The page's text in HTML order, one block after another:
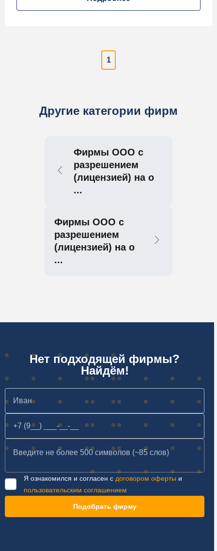
1
Другие категории фирм
Фирмы ООО с
разрешением
(лицензией) на о
...
Фирмы ООО с
разрешением
(лицензией) на о
...
Нет подходящей фирмы?
Найдём!
Я ознакомился и согласен с договором оферты и
пользовательским соглашением
Подобрать фирму